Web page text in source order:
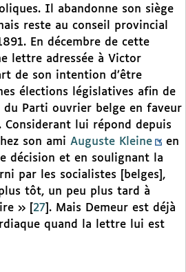
Il abandonne son siège
reste au conseil provincial
En décembre de cette
lettre adressée à Victor
de son intention d’être
élections législatives afin de
du Parti ouvrier belge en faveur
lui répond depuis
son ami Auguste Kleine
en
décision et en soulignant la
par les socialistes [belges],
tôt, un peu plus tard à
»
27 . Mais Demeur est déjà
quand la lettre lui est